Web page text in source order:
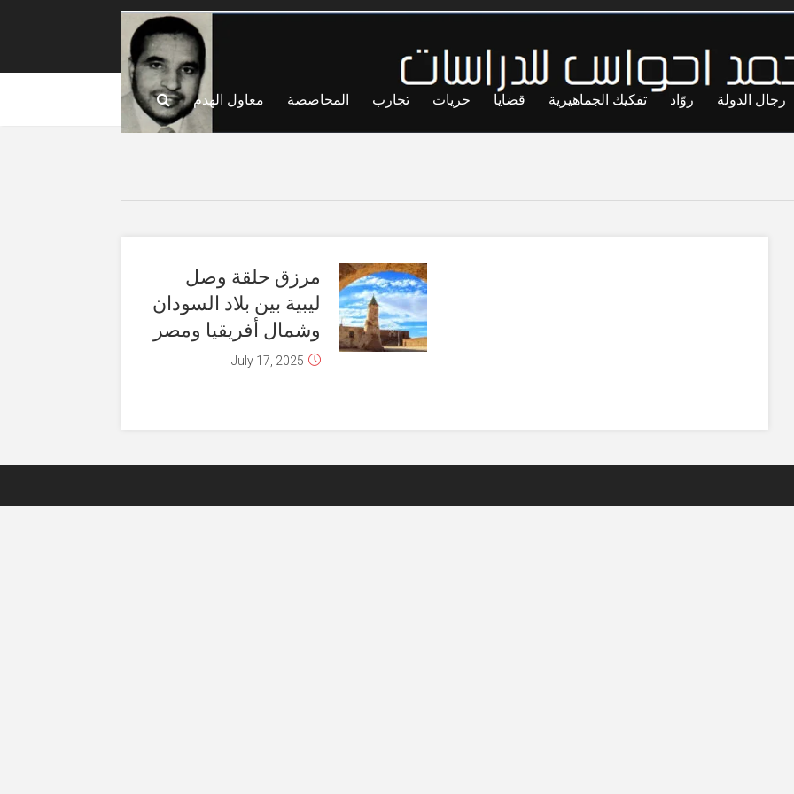
رجال الدولة روّاد تفكيك الجماهيرية قضايا حريات تجارب المحاصصة معاول الهدم
مرزق حلقة وصل
ليبية بين بلاد السودان
وشمال أفريقيا ومصر
July 17, 2025